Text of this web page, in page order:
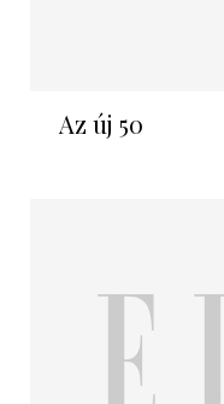
Az új 50